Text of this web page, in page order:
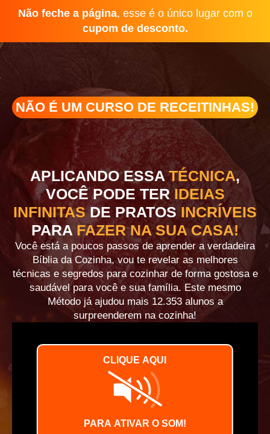
Não feche a página, esse é o único lugar com o
cupom de desconto.
NÃO É UM CURSO DE RECEITINHAS!
0
Minutes
0 0
Seconds
APLICANDO ESSATÉCNICA,
VOCÊ PODE TERIDEIAS
INFINITASDE PRATOSINCRÍVEIS
PARA FAZER NA SUA CASA!
Você está a poucos passosde aprender a verdadeira
Bíblia da Cozinha, vou te revelar as melhores
técnicas e segredos para cozinhar de forma gostosa e
saudávelpara você e sua família. Este mesmo
Métodojá ajudou mais 12.353 alunos a
surpreenderem na cozinha!